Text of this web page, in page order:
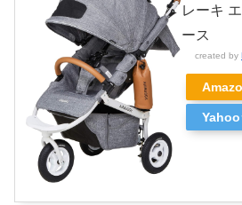
レーキ
ース
created by
Yahoo